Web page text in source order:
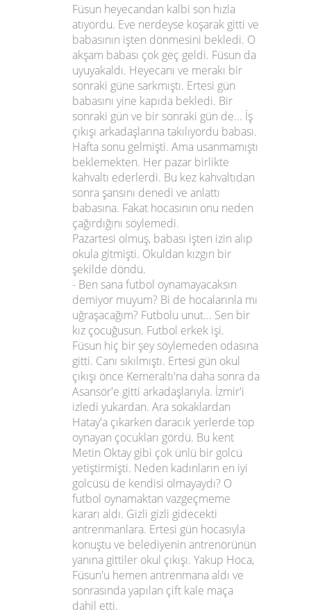
Füsun heyecandan kalbi son hızla
atıyordu. Eve nerdeyse koşarak gitti ve
babasının işten dönmesini bekledi. O
akşam babası çok geç geldi. Füsun da
uyuyakaldı. Heyecanı ve merakı bir
sonraki güne sarkmıştı. Ertesi gün
babasını yine kapıda bekledi. Bir
sonraki gün ve bir sonraki gün de... İş
çıkışı arkadaşlarına takılıyordu babası.
Hafta sonu gelmişti. Ama usanmamıştı
beklemekten. Her pazar birlikte
kahvaltı ederlerdi. Bu kez kahvaltıdan
sonra şansını denedi ve anlattı
babasına. Fakat hocasının onu neden
çağırdığını söylemedi.
Pazartesi olmuş, babası işten izin alıp
okula gitmişti. Okuldan kızgın bir
şekilde döndü.
- Ben sana futbol oynamayacaksın
demiyor muyum? Bi de hocalarınla mı
uğraşacağım? Futbolu unut... Sen bir
kız çocuğusun. Futbol erkek işi.
Füsun hiç bir şey söylemeden odasına
gitti. Canı sıkılmıştı. Ertesi gün okul
çıkışı önce Kemeraltı'na daha sonra da
Asansör'e gitti arkadaşlarıyla. İzmir'i
izledi yukardan. Ara sokaklardan
Hatay'a çıkarken daracık yerlerde top
oynayan çocukları gördü. Bu kent
Metin Oktay gibi çok ünlü bir golcü
yetiştirmişti. Neden kadınların en iyi
golcüsü de kendisi olmayaydı? O
futbol oynamaktan vazgeçmeme
kararı aldı. Gizli gizli gidecekti
antrenmanlara. Ertesi gün hocasıyla
konuştu ve belediyenin antrenörünün
yanına gittiler okul çıkışı. Yakup Hoca,
Füsun'u hemen antrenmana aldı ve
sonrasında yapılan çift kale maça
dahil etti.